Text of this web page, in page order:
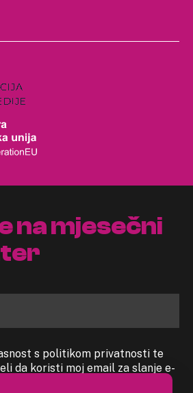
na mjesečni
s politikom privatnosti te
da koristi moj email za slanje e-